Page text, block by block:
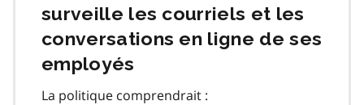
surveille les courriels et les
conversations en ligne de ses
employés
La politique comprendrait :